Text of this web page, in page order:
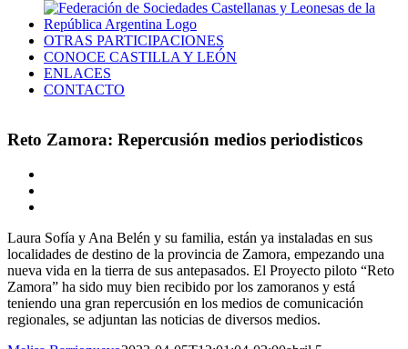
OTRAS PARTICIPACIONES
CONOCE CASTILLA Y LEÓN
ENLACES
CONTACTO
Reto Zamora: Repercusión medios periodisticos
Laura Sofía y Ana Belén y su familia, están ya instaladas en sus
localidades de destino de la provincia de Zamora, empezando una
nueva vida en la tierra de sus antepasados. El Proyecto piloto “Reto
Zamora” ha sido muy bien recibido por los zamoranos y está
teniendo una gran repercusión en los medios de comunicación
regionales, se adjuntan las noticias de diversos medios.